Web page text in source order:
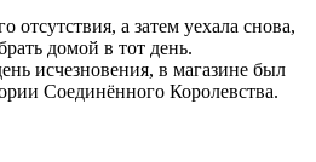
а затем уехала снова,
домой в тот день.
исчезновения, в магазине был
Соединённого Королевства.